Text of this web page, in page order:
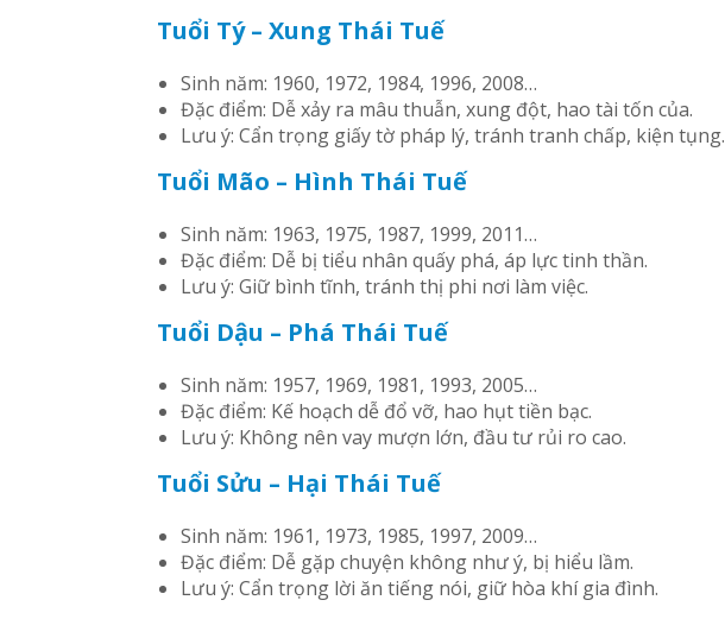
Tuổi Tý – Xung Thái Tuế
Sinh năm: 1960, 1972, 1984, 1996, 2008…
Đặc điểm: Dễ xảy ra mâu thuẫn, xung đột, hao tài tốn của.
Lưu ý: Cẩn trọng giấy tờ pháp lý, tránh tranh chấp, kiện tụng.
Tuổi Mão – Hình Thái Tuế
Sinh năm: 1963, 1975, 1987, 1999, 2011…
Đặc điểm: Dễ bị tiểu nhân quấy phá, áp lực tinh thần.
Lưu ý: Giữ bình tĩnh, tránh thị phi nơi làm việc.
Tuổi Dậu – Phá Thái Tuế
Sinh năm: 1957, 1969, 1981, 1993, 2005…
Đặc điểm: Kế hoạch dễ đổ vỡ, hao hụt tiền bạc.
Lưu ý: Không nên vay mượn lớn, đầu tư rủi ro cao.
Tuổi Sửu – Hại Thái Tuế
Sinh năm: 1961, 1973, 1985, 1997, 2009…
Đặc điểm: Dễ gặp chuyện không như ý, bị hiểu lầm.
Lưu ý: Cẩn trọng lời ăn tiếng nói, giữ hòa khí gia đình.